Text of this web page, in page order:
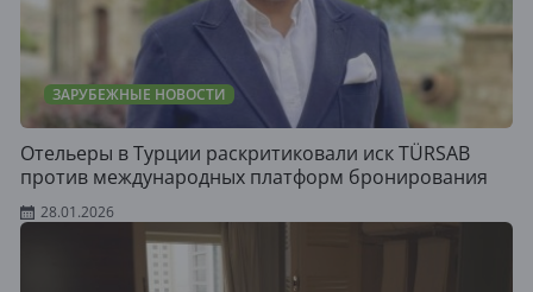
ЗАРУБЕЖНЫЕ НОВОСТИ
Отельеры в Турции раскритиковали иск TÜRSAB
против международных платформ бронирования
28.01.2026